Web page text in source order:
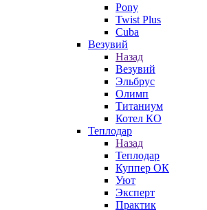
Pony
Twist Plus
Cuba
Везувий
Назад
Везувий
Эльбрус
Олимп
Титаниум
Котел КО
Теплодар
Назад
Теплодар
Куппер ОК
Уют
Эксперт
Практик